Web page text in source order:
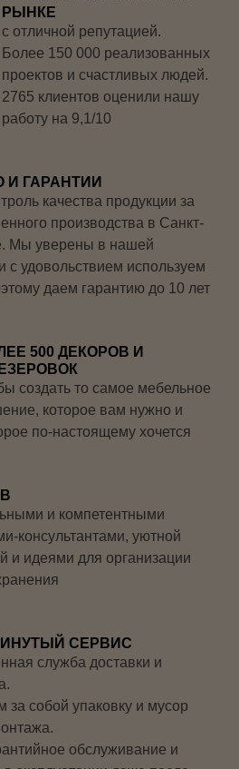
РЫНКЕ
с отличной репутацией.
Более 150 000 реализованных
проектов и счастливых людей.
2765 клиентов оценили нашу
работу на 9,1/10
И ГАРАНТИИ
качества продукции за
производства в Санкт-
Мы уверены в нашей
с удовольствием используем
даем гарантию до 10 лет
500 ДЕКОРОВ И
создать то самое мебельное
которое вам нужно и
по-настоящему хочется
и компетентными
консультантами, уютной
и идеями для организации
СЕРВИС
служба доставки и
за собой упаковку и мусор
обслуживание и